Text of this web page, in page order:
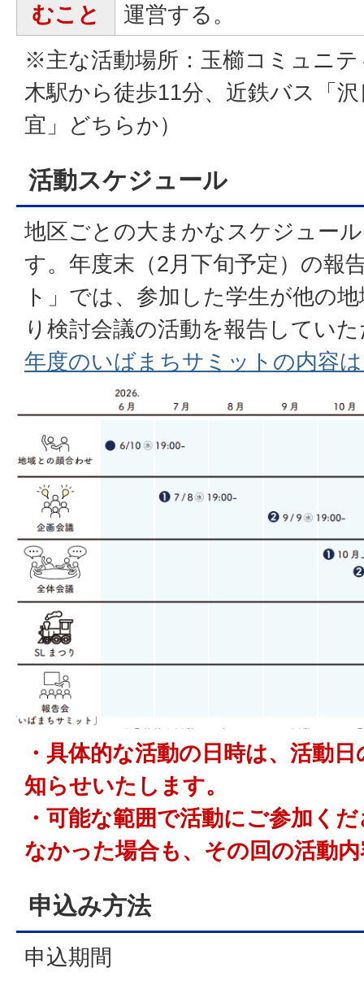
むこと
運営する。
※主な活動場所：玉櫛コミュニ
木駅から徒歩11分、近鉄バス「
宜」どちらか）
活動スケジュール
地区ごとの大まかなスケジュー
す。年度末（2月下旬予定）の報
ト」では、参加した学生が他の
り検討会議の活動を報告してい
年度のいばまちサミットの内容
・具体的な活動の日時は、活動
知らせいたします。
・可能な範囲で活動にご参加く
なかった場合も、その回の活動
申込み方法
申込期間